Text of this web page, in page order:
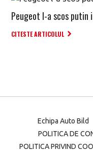
Peugeot l-a scos putin
CITESTE ARTICOLUL
Echipa Auto Bild
POLITICA DE
POLITICA PRIVIND